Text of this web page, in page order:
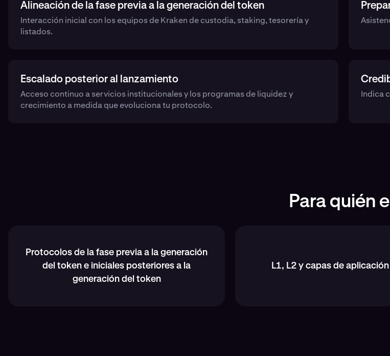
Alineación de la fase previa a la generación del token
Interacción inicial con los equipos de Kraken de custodia, staking, tesorería y
listados.
Escalado posterior al lanzamiento
Acceso continuo a servicios institucionales y los programas de liquidez y
crecimiento a medida que evoluciona tu protocolo.
Indica
Para quién
Protocolos de la fase previa a la generación
del token e iniciales posteriores a la
generación del token
L1, L2 y capas de